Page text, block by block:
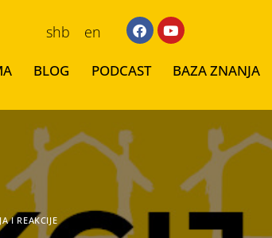
shb en
BLOG PODCAST BAZA ZNANJA
I REAKCIJE